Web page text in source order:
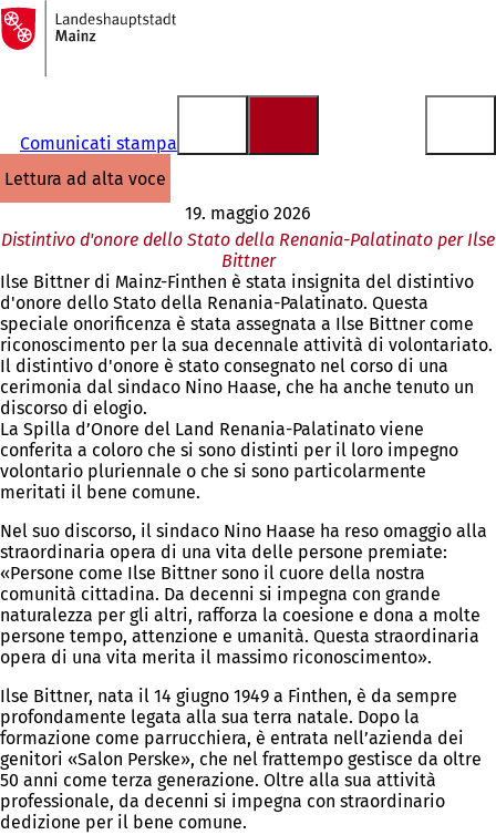
Vai al contenuto
Alla
pagina
iniziale
Comunicati stampa
lettura ad alta voce
19. maggio 2026
Distintivo d'onore dello Stato della Renania-Palatinato per Ilse
Bittner
Ilse Bittner di Mainz-Finthen è stata insignita del distintivo
d'onore dello Stato della Renania-Palatinato. Questa
speciale onorificenza è stata assegnata a Ilse Bittner come
riconoscimento per la sua decennale attività di volontariato.
Il distintivo d'onore è stato consegnato nel corso di una
cerimonia dal sindaco Nino Haase, che ha anche tenuto un
discorso di elogio.
La Spilla d’Onore del Land Renania-Palatinato viene
conferita a coloro che si sono distinti per il loro impegno
volontario pluriennale o che si sono particolarmente
meritati il bene comune.
Nel suo discorso, il sindaco Nino Haase ha reso omaggio alla
straordinaria opera di una vita delle persone premiate:
«Persone come Ilse Bittner sono il cuore della nostra
comunità cittadina. Da decenni si impegna con grande
naturalezza per gli altri, rafforza la coesione e dona a molte
persone tempo, attenzione e umanità. Questa straordinaria
opera di una vita merita il massimo riconoscimento».
Ilse Bittner, nata il 14 giugno 1949 a Finthen, è da sempre
profondamente legata alla sua terra natale. Dopo la
formazione come parrucchiera, è entrata nell’azienda dei
genitori «Salon Perske», che nel frattempo gestisce da oltre
50 anni come terza generazione. Oltre alla sua attività
professionale, da decenni si impegna con straordinario
dedizione per il bene comune.